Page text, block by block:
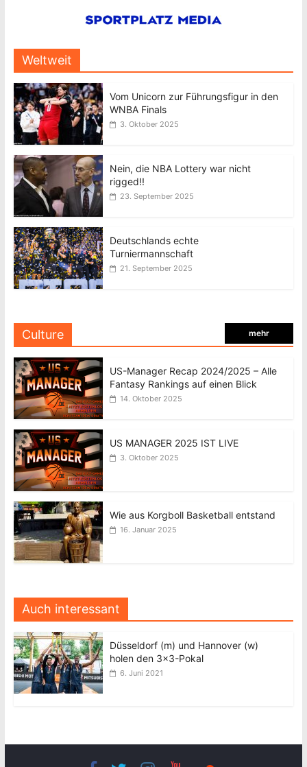
Weltweit
Vom Unicorn zur Führungsfigur in den
WNBA Finals
3. Oktober 2025
Nein, die NBA Lottery war nicht
rigged!!
23. September 2025
Deutschlands echte
Turniermannschaft
21. September 2025
Culture mehr
US-Manager Recap 2024/2025 – Alle
Fantasy Rankings auf einen Blick
14. Oktober 2025
US MANAGER 2025 IST LIVE
3. Oktober 2025
Wie aus Korgboll Basketball entstand
16. Januar 2025
Auch interessant
Düsseldorf (m) und Hannover (w)
holen den 3×3-Pokal
6. Juni 2021